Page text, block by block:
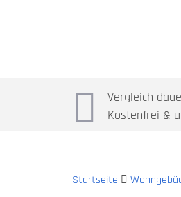
Vergleich
Kostenfrei &
Startseite